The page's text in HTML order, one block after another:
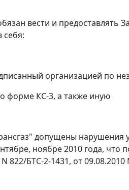
вести и предоставлять
себя:
организацией по
форме КС-3, а также иную
допущены нарушения
ноябре 2010 года,
822/БТС-2-1431, от